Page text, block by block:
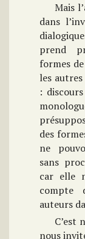
Mais
dans
prend
formes
les
:
des
ne
sans
car elle
compte
auteurs
C’est
nous